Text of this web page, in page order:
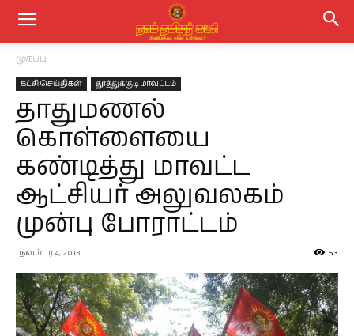
முகப்பு
கட்சி செய்திகள் தூத்துக்குடி மாவட்டம்
தாதுமணல்
கொள்ளையை
கண்டித்து மாவட்ட
ஆட்சியர் அலுவலகம்
முன்பு போராட்டம்
நவம்பர் 4, 2013 53